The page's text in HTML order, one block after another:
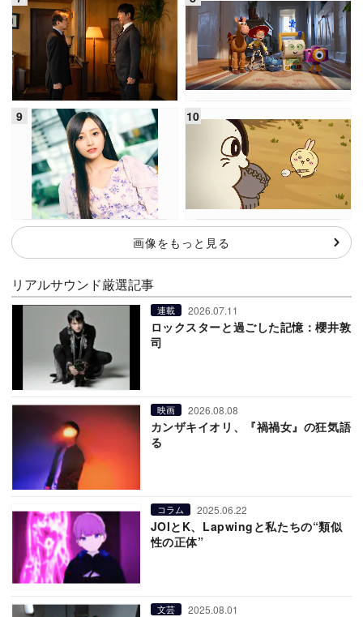
画像をもっと見る
リアルサウンド厳選記事
連載 2026.07.11
ロックスターと過ごした記憶：櫻井敦
司
映画 2026.08.08
カンザキイオリ、『禍禍女』の狂気語
る
コラム 2025.06.22
JOIとK、Lapwingと私たちの“類似
性の正体”
文芸 2025.08.01